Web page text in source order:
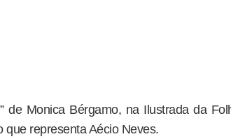
de Monica Bérgamo, na Ilustrada da
que representa Aécio Neves.